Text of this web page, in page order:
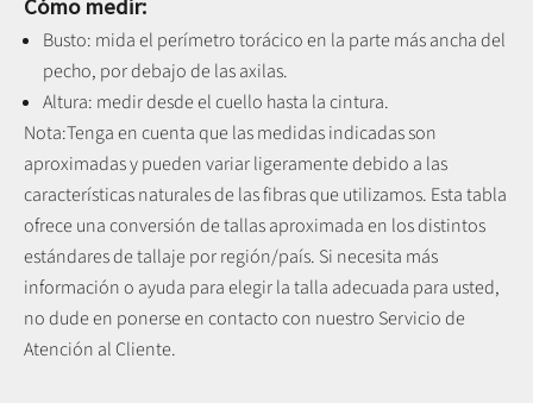
Cómo medir:
Busto: mida el perímetro torácico en la parte más ancha del
pecho, por debajo de las axilas.
Altura: medir desde el cuello hasta la cintura.
Nota:Tenga en cuenta que las medidas indicadas son
aproximadas y pueden variar ligeramente debido a las
características naturales de las fibras que utilizamos. Esta tabla
ofrece una conversión de tallas aproximada en los distintos
estándares de tallaje por región/país. Si necesita más
información o ayuda para elegir la talla adecuada para usted,
no dude en ponerse en contacto con nuestro Servicio de
Atención al Cliente.